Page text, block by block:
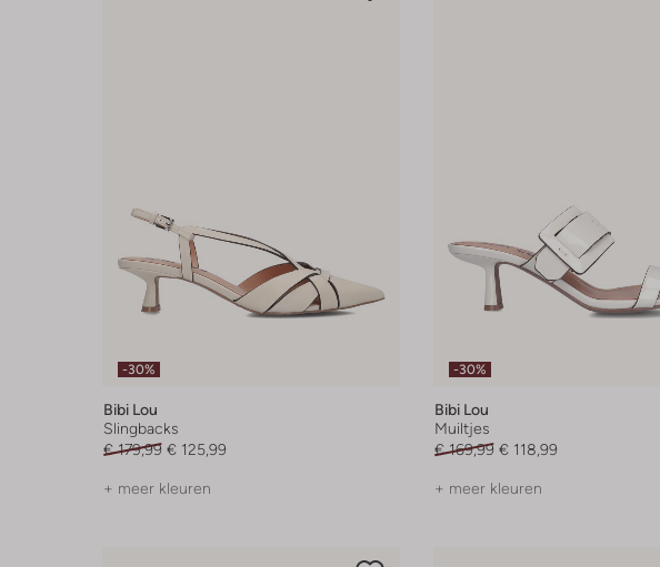
-30%
Bibi Lou
Slingbacks
€ 179,99 € 125,99
+ meer kleuren
-30%
Bibi Lou
Muiltjes
€ 169,99 € 118,99
+ meer kleuren